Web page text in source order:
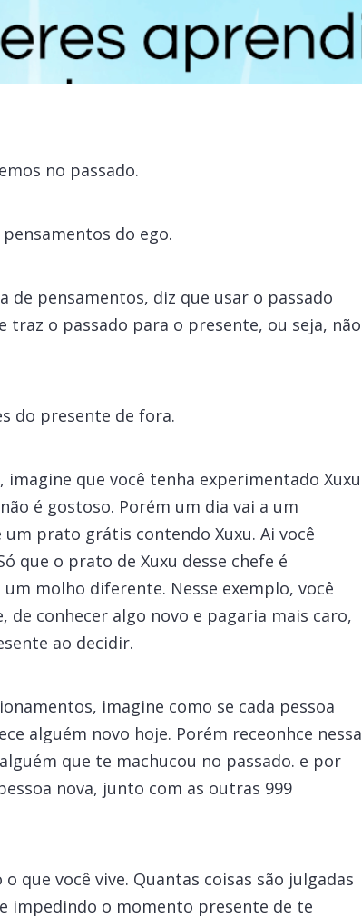
no passado.
do ego.
de pensamentos, diz que usar o passado
o passado para o presente, ou seja, não
do presente de fora.
que você tenha experimentado Xuxu
é gostoso. Porém um dia vai a um
prato grátis contendo Xuxu. Ai você
que o prato de Xuxu desse chefe é
molho diferente. Nesse exemplo, você
conhecer algo novo e pagaria mais caro,
ao decidir.
imagine como se cada pessoa
alguém novo hoje. Porém receonhce nessa
que te machucou no passado. e por
nova, junto com as outras 999
que você vive. Quantas coisas são julgadas
impedindo o momento presente de te